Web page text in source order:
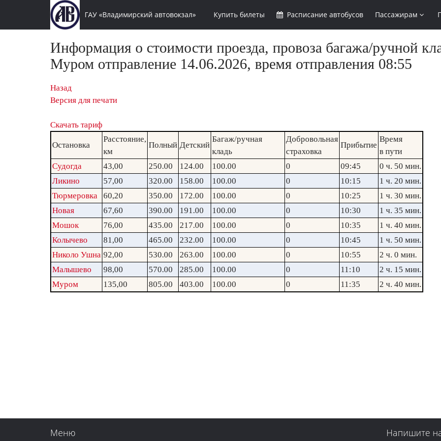
ГАУ «Владимирский автовокзал» Купить билеты Расписание автобусов Пассажирам
Информация о стоимости проезда, провоза багажа/ручной
Муром отправление 14.06.2026, время отправления 08:55
Назад
Версия для печати
Скачать тариф
Остановка
Расстояние,
км
Полный Детский
Багаж/ручная
кладь
Добровольная
страховка
Прибытие
Время
в пути
Судогда
43,00 250.00 124.00 100.00 0 09:45
0 ч. 50 мин.
Ликино
57,00 320.00 158.00 100.00 0 10:15
1 ч. 20 мин.
Тюрмеровка
60,20 350.00 172.00 100.00 0 10:25
1 ч. 30 мин.
Новая
67,60 390.00 191.00 100.00 0 10:30
1 ч. 35 мин.
Мошок
76,00 435.00 217.00 100.00 0 10:35
1 ч. 40 мин.
Колычево
81,00 465.00 232.00 100.00 0 10:45
1 ч. 50 мин.
Николо Ушна 92,00 530.00 263.00 100.00 0 10:55
2 ч. 0 мин.
Малышево
98,00 570.00 285.00 100.00 0 11:10
2 ч. 15 мин.
Муром
135,00 805.00 403.00 100.00 0 11:35 2 ч. 40 мин.
Меню Напишите